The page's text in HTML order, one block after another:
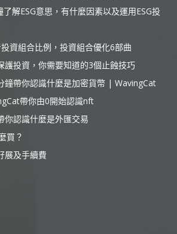
了解ESG意思，有什麼因素以及運用ESG投
投資組合比例，投資組合優化6部曲
護投資，你需要知道的3個止蝕技巧
鐘帶你認識什麼是加密貨幣 | WavingCat
帶你由0開始認識nft
你認識什麼是外匯交易
買？
展及手續費